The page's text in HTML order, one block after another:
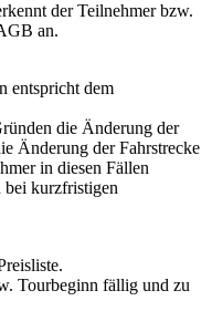
der Teilnehmer bzw.
an.
entspricht dem
die Änderung der
Änderung der Fahrstrecke
in diesen Fällen
bei kurzfristigen
Tourbeginn fällig und zu